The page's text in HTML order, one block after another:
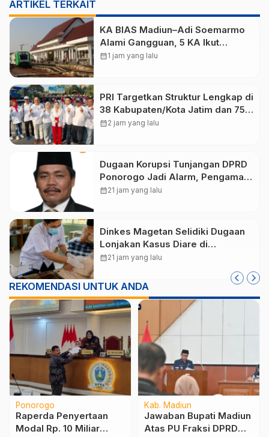
ARTIKEL TERKAIT
KA BIAS Madiun–Adi Soemarmo
Alami Gangguan, 5 KA Ikut
Terdampak
calendar_month1 jam yang lalu
PRI Targetkan Struktur Lengkap di
38 Kabupaten/Kota Jatim dan 75
Kursi DPR RI pada Pemilu 2029
calendar_month2 jam yang lalu
Dugaan Korupsi Tunjangan DPRD
Ponorogo Jadi Alarm, Pengamat
Minta Magetan Perkuat Tata
calendar_month21 jam yang lalu
Dinkes Magetan Selidiki Dugaan
Lonjakan Kasus Diare di
Lembeyan, Lakukan Penyelidikan
calendar_month21 jam yang lalu
REKOMENDASI UNTUK ANDA
Ponorogo
Raperda Penyertaan
Modal Rp. 10 Miliar
Kab. Madiun
Jawaban Bupati Madiun
Atas PU Fraksi DPRD